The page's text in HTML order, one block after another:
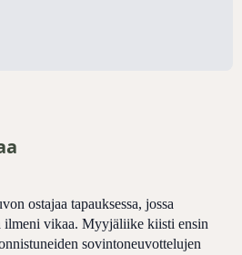
ostajaa tapauksessa, jossa
ilmeni vikaa. Myyjäliike kiisti ensin
sovintoneuvottelujen